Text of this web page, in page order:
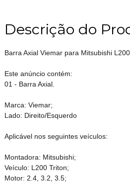
Descrição do
Barra Axial Viemar para Mitsubishi
Este anúncio contém:
01 - Barra Axial.
Marca: Viemar;
Lado: Direito/Esquerdo
Aplicável nos seguintes veículos:
Montadora: Mitsubishi;
Veículo: L200 Triton;
Motor: 2.4, 3.2, 3.5;